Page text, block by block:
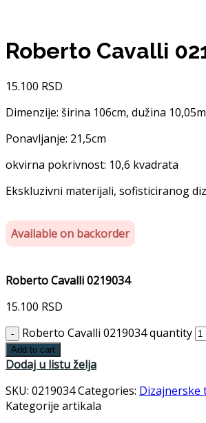
Roberto Cavalli
15.100 RSD
Dimenzije: širina 106cm, dužina 10,05m
Ponavljanje: 21,5cm
okvirna pokrivnost: 10,6 kvadrata
Ekskluzivni materijali, sofisticiranog
Available on backorder
Roberto Cavalli 0219034
15.100 RSD
Roberto Cavalli 0219034 quantity
Add to cart
Dodaj u listu želja
SKU: 0219034Categories: Dizajnerske
Kategorije artikala